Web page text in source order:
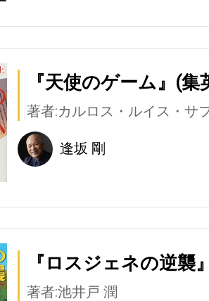
『天使のゲーム』(集
著者:カルロス・ルイス・サ
逢坂 剛
『ロスジェネの逆襲
著者:池井戸 潤